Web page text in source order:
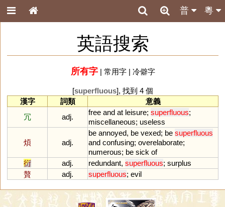
粵
普
英語搜索
所有字| 常用字| 冷僻字
[superfluous], 找到 4 個
漢字
詞類
意義
冗
adj.
free and at leisure; superfluous;
miscellaneous; useless
煩 adj.
be annoyed, be vexed; be superfluous
and confusing; overelaborate;
numerous; be sick of
衍
adj. redundant, superfluous; surplus
贅
adj. superfluous; evil